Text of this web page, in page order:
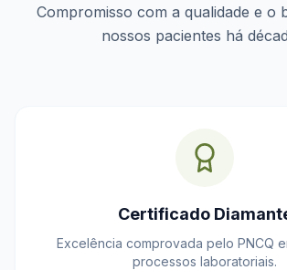
Compromisso com a qualidade e o
nossos pacientes há
Certificado
Excelência comprovada pelo PNCQ
processos laboratoriais.